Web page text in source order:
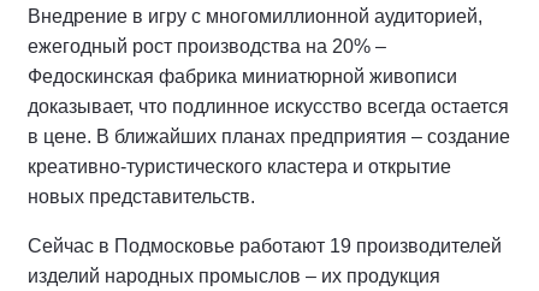
Внедрение в игру с многомиллионной аудиторией,
ежегодный рост производства на 20% –
Федоскинская фабрика миниатюрной живописи
доказывает, что подлинное искусство всегда остается
в цене. В ближайших планах предприятия – создание
креативно-туристического кластера и открытие
новых представительств.
Сейчас в Подмосковье работают 19 производителей
изделий народных промыслов – их продукция